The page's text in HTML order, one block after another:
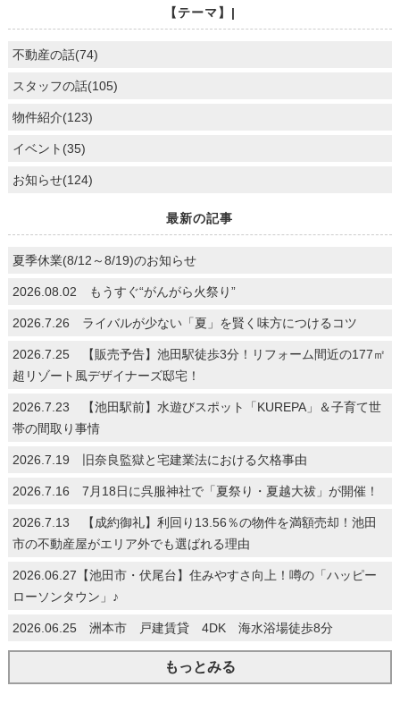
【テーマ】|
不動産の話(74)
スタッフの話(105)
物件紹介(123)
イベント(35)
お知らせ(124)
最新の記事
夏季休業(8/12～8/19)のお知らせ
2026.08.02 もうすぐ“がんがら火祭り”
2026.7.26 ライバルが少ない「夏」を賢く味方につけるコツ
2026.7.25 【販売予告】池田駅徒歩3分！リフォーム間近の177㎡
超リゾート風デザイナーズ邸宅！
2026.7.23 【池田駅前】水遊びスポット「KUREPA」＆子育て世
帯の間取り事情
2026.7.19 旧奈良監獄と宅建業法における欠格事由
2026.7.16 7月18日に呉服神社で「夏祭り・夏越大祓」が開催！
2026.7.13 【成約御礼】利回り13.56％の物件を満額売却！池田
市の不動産屋がエリア外でも選ばれる理由
2026.06.27【池田市・伏尾台】住みやすさ向上！噂の「ハッピー
ローソンタウン」♪
2026.06.25 洲本市 戸建賃貸 4DK 海水浴場徒歩8分
もっとみる